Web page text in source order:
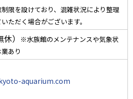
限を設けており、混雑状況により整理
ただく場合がございます。
）
※水族館のメンテナンスや気象状
あり
aquarium.com